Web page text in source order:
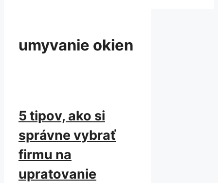
umyvanie okien
5 tipov, ako si
správne vybrať
firmu na
upratovanie